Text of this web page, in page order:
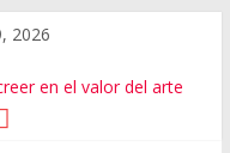
2026
en el valor del arte
y vulneración de